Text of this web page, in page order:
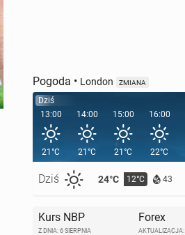
Pogoda • London ZMIANA
Dziś
13:00
21°C
Dziś 24°C 12°C 43
14:00
21°C
15:00
21°C
16:00
22°C
Kurs NBP
Z DNIA: 6 SIERPNIA
Forex
AKTUALIZACJA: